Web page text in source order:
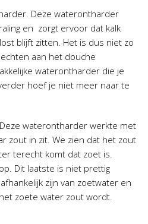
Deze waterontharder
en zorgt ervoor dat kalk
blijft zitten. Het is dus niet zo
aan het douche
waterontharder die je
hoef je niet meer naar te
waterontharder werkte met
zout in zit. We zien dat het zout
terecht komt dat zoet is.
Dit laatste is niet prettig
zijn van zoetwater en
zoete water zout wordt.